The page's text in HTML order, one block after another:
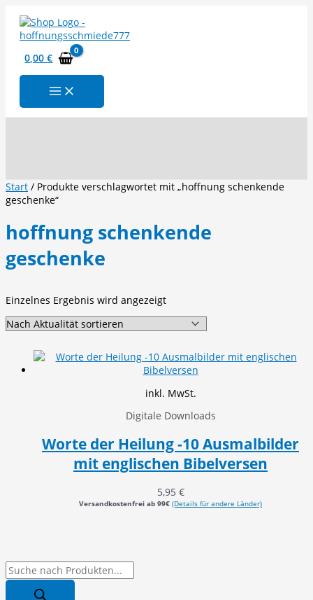
Inhalt
springen
0,00€
P
Start / Produkte verschlagwortet mit „hoffnung schenkende
geschenke“
hoffnung schenkende
geschenke
Einzelnes Ergebnis wird angezeigt
inkl. MwSt.
Digitale Downloads
Worte der Heilung -10 Ausmalbilder
mit englischen Bibelversen
5,95 €
Versandkostenfrei ab 99€ (Details für andere Länder)